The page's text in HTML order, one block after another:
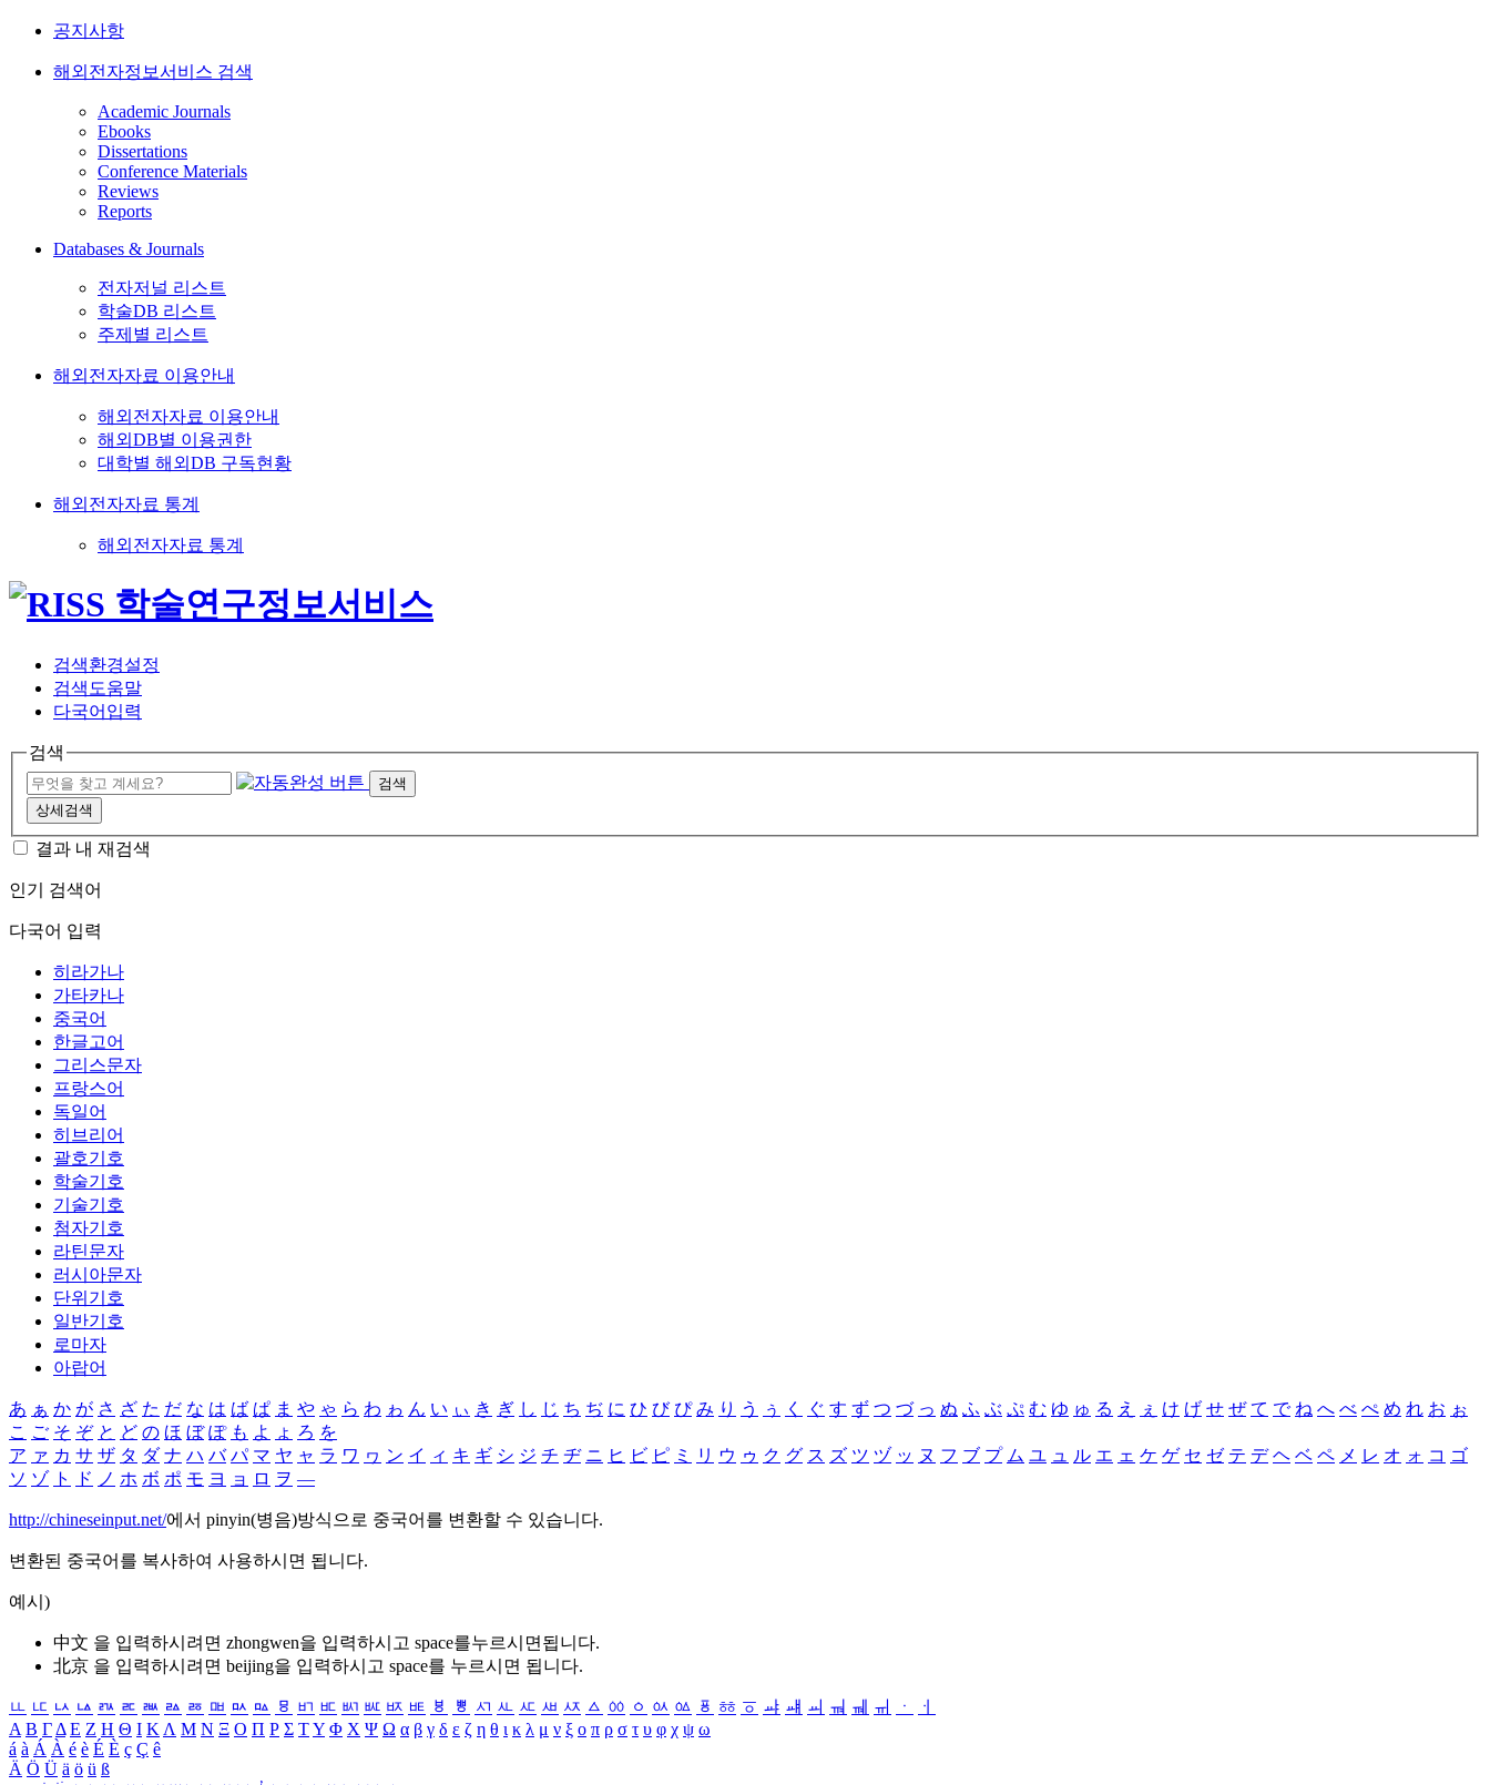
공지사항
해외전자정보서비스 검색
Academic Journals
Ebooks
Dissertations
Conference Materials
Reviews
Reports
Databases & Journals
전자저널 리스트
학술DB 리스트
주제별 리스트
해외전자자료 이용안내
해외전자자료 이용안내
해외DB별 이용권한
대학별 해외DB 구독현황
해외전자자료 통계
해외전자자료 통계
검색환경설정
검색도움말
다국어입력
검색
검색
상세검색
결과 내 재검색
인기 검색어
다국어 입력
히라가나
가타카나
중국어
한글고어
그리스문자
프랑스어
독일어
히브리어
괄호기호
학술기호
기술기호
첨자기호
라틴문자
러시아문자
단위기호
일반기호
로마자
아랍어
あ ぁ か が さ ざ た だ な は ば ぱ ま や ゃ ら わ ゎ ん い ぃ き ぎ し じ ち ぢ に ひ び ぴ み り う ぅ く ぐ す ず つ づ っ ぬ ふ ぶ ぷ む ゆ ゅ る え ぇ け げ せ ぜ て で ね へ べ ぺ め れ お ぉ
こ ご そ ぞ と ど の ほ ぼ ぽ も よ ょ ろ を
ア ァ カ サ ザ タ ダ ナ ハ バ パ マ ヤ ャ ラ ワ ヮ ン イ ィ キ ギ シ ジ チ ヂ ニ ヒ ビ ピ ミ リ ウ ゥ ク グ ス ズ ツ ヅ ッ ヌ フ ブ プ ム ユ ュ ル エ ェ ケ ゲ セ ゼ テ デ ヘ ベ ペ メ レ オ ォ コ ゴ
ソ ゾ ト ド ノ ホ ボ ポ モ ヨ ョ ロ ヲ ―
http://chineseinput.net/에서 pinyin(병음)방식으로 중국어를 변환할 수 있습니다.
변환된 중국어를 복사하여 사용하시면 됩니다.
예시)
中文 을 입력하시려면 zhongwen을 입력하시고 space를누르시면됩니다.
北京 을 입력하시려면 beijing을 입력하시고 space를 누르시면 됩니다.
ㅥ ㅦ ㅧ ㅨ ㅩ ㅪ ㅫ ㅬ ㅭ ㅮ ㅯ ㅰ ㅱ ㅲ ㅳ ㅴ ㅵ ㅶ ㅷ ㅸ ㅹ ㅺ ㅻ ㅼ ㅽ ㅾ ㅿ ㆀ ㆁ ㆂ ㆃ ㆄ ㆅ ㆆ ㆇ ㆈ ㆉ ㆊ ㆋ ㆌ ㆍ
ㆎ
Α Β ΓΔ Ε Ζ Η Θ Ι ΚΛ Μ Ν Ξ Ο Π Ρ Σ ΤΥ Φ Χ Ψ Ω α β γ δ ε ζ η θ ι κ λ μ ν ξ ο π ρ σ τ υ φ χ ψ ω
á à Á À é è É È ç Ç ê
Ä Ö Ü ä ö ü ß